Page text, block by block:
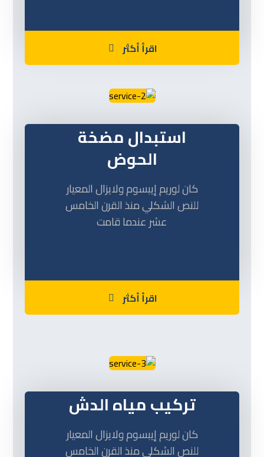
اقرأ أكثر
استبدال مضخة
الحوض
كان لوريم إيبسوم ولايزال المعيار
للنص الشكلي منذ القرن الخامس
عشر عندما قامت
اقرأ أكثر
تركيب مياه الدش
كان لوريم إيبسوم ولايزال المعيار
للنص الشكلي منذ القرن الخامس